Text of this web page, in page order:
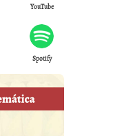
YouTube
Spotify